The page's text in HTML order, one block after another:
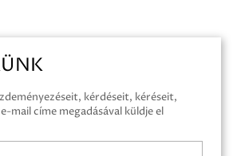
kérdéseit, kéréseit,
mail címe megadásával küldje el